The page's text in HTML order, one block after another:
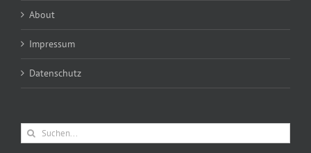
About
Impressum
Datenschutz
Suche
nach: